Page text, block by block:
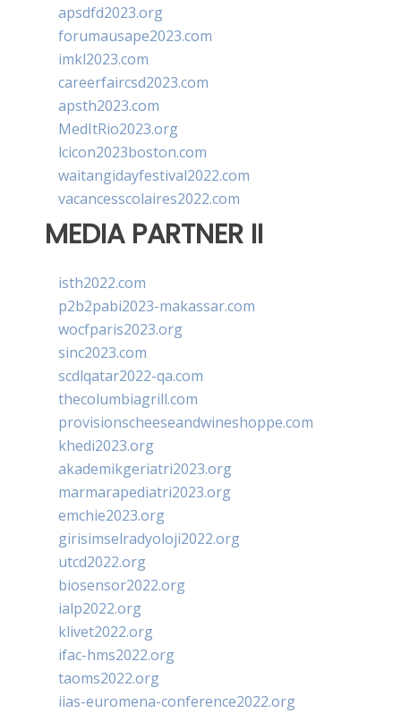
apsdfd2023.org
forumausape2023.com
imkl2023.com
careerfaircsd2023.com
apsth2023.com
MedItRio2023.org
lcicon2023boston.com
waitangidayfestival2022.com
vacancesscolaires2022.com
MEDIA PARTNER II
isth2022.com
p2b2pabi2023-makassar.com
wocfparis2023.org
sinc2023.com
scdlqatar2022-qa.com
thecolumbiagrill.com
provisionscheeseandwineshoppe.com
khedi2023.org
akademikgeriatri2023.org
marmarapediatri2023.org
emchie2023.org
girisimselradyoloji2022.org
utcd2022.org
biosensor2022.org
ialp2022.org
klivet2022.org
ifac-hms2022.org
taoms2022.org
iias-euromena-conference2022.org